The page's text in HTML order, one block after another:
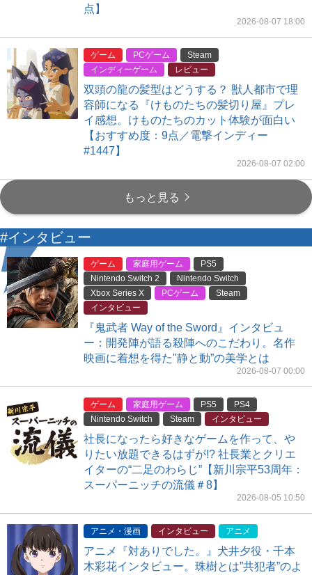
点】
2026-08-07 18:00
ゲーム PCゲーム
Steam
インディーゲーム
レビュー
双頭の龍の髪型はどうする？ 獣人都市で理
容師になる『けものたちの髪切り屋』プレ
イ感想。けものたちのカット体験が面白い
【おすすめ度：9点／電撃インディー
#1447】
2026-08-07 02:00
もっと見る
#インタビュー
ゲーム 家庭用ゲーム
PS5
Nintendo Switch 2
Nintendo Switch
Xbox Series X
PCゲーム
Steam
インタビュー
『鬼武者 Way of the Sword』インタビュ
ー：開発陣が語る殺陣へのこだわり。名作
映画に着想を得た"静と動”の美学とは
2026-08-07 00:00
ゲーム 家庭用ゲーム PS5
PS4
Nintendo Switch
Steam インタビュー
社長になったら好きなゲームを作って、や
りたい放題できるはずが!? 社長業とクリエ
イターの“二足のわらじ”【新川宗平53周年：
スーパーニッチの流儀＃8】
2026-08-05 10:50
アニメ・漫画 インタビュー アニメ
アニメ『対ありでした。』犬井夕役・千本
木彩花インタビュー。珠樹とは”共犯者”のよ